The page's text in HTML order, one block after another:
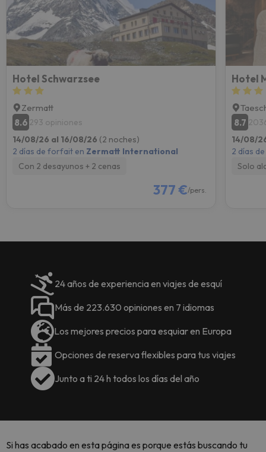
Hotel Schwarzsee
Zermatt
8.6 293 opiniones
14/08/26 al 16/08/26 (2 noches)
2 días de forfait en Zermatt International
Con 2 desayunos + 2 cenas
377 €/pers.
Hotel
8.7
14/08/
2 días
Solo
24 años de experiencia en viajes de esquí
Más de 223.630 opiniones en 7 idiomas
Los mejores precios para esquiar en Europa
Opciones de reserva flexibles para tus viajes
Junto a ti 24 h todos los días del año
Si has acabado en esta página es porque estás buscando tu